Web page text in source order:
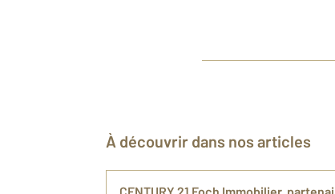
À découvrir dans nos articles